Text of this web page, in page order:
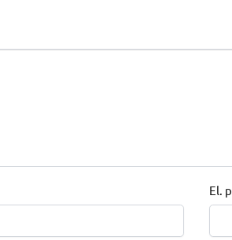
El.